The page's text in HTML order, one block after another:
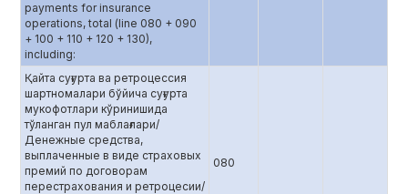
payments for insurance
operations, total (line 080 + 090
+ 100 + 110 + 120 + 130),
including:
Қайта суғурта ва ретроцессия
шартномалари бўйича суғурта
мукофотлари кўринишида
тўланган пул маблағлари/
Денежные средства,
выплаченные в виде страховых
премий по договорам
перестрахования и ретроцесии/
080